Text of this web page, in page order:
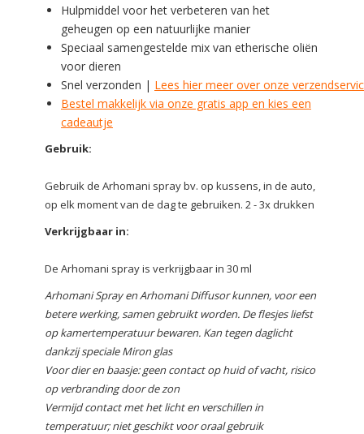
Hulpmiddel voor het verbeteren van het
geheugen op een natuurlijke manier
Speciaal samengestelde mix van etherische oliën
voor dieren
Snel verzonden | Lees hier meer over onze
Bestel makkelijk via onze gratis app en kies een
cadeautje
Gebruik:
Gebruik de Arhomani spray bv. op kussens, in de auto,
op elk moment van de dag te gebruiken. 2 - 3x drukken
Verkrijgbaar in:
De Arhomani spray is verkrijgbaar in 30 ml
Arhomani Spray en Arhomani Diffusor kunnen, voor een
betere werking, samen gebruikt worden. De flesjes liefst
op kamertemperatuur bewaren. Kan tegen daglicht
dankzij speciale Miron glas
Voor dier en baasje: geen contact op huid of vacht, risico
op verbranding door de zon
Vermijd contact met het licht en verschillen in
temperatuur; niet geschikt voor oraal gebruik